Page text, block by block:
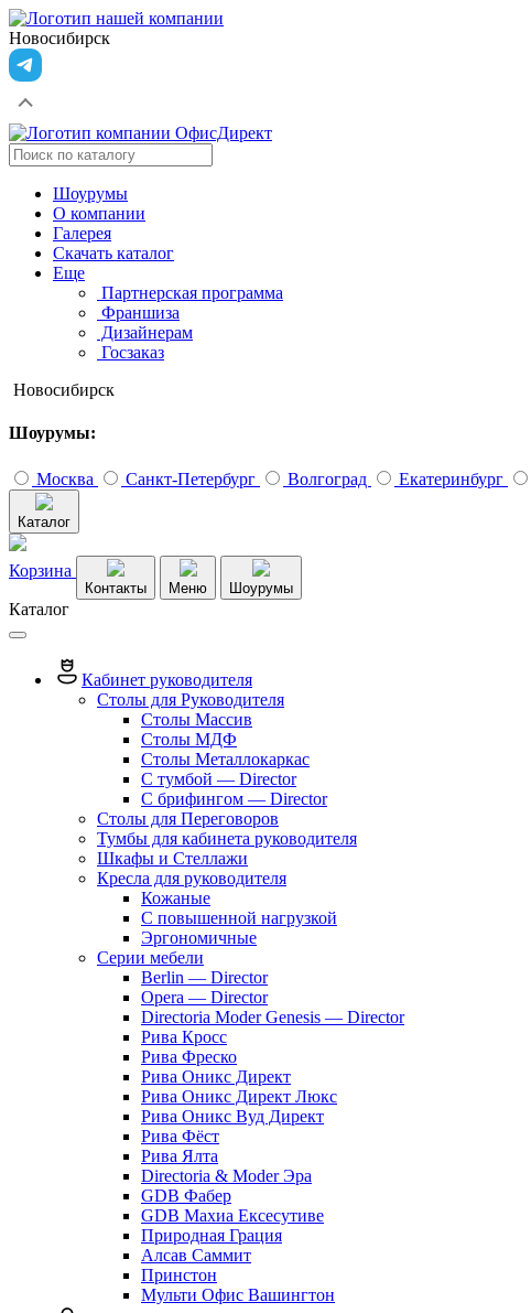
Новосибирск
Шоурумы
О компании
Галерея
Скачать каталог
Еще
Партнерская программа
Франшиза
Дизайнерам
Госзаказ
Новосибирск
Шоурумы:
Москва Санкт-Петербург Волгоград Екатеринбург
Каталог
Корзина
Контакты Меню Шоурумы
Каталог
Кабинет руководителя
Столы для Руководителя
Столы Массив
Столы МДФ
Столы Металлокаркас
С тумбой — Director
C брифингом — Director
Столы для Переговоров
Тумбы для кабинета руководителя
Шкафы и Стеллажи
Кресла для руководителя
Кожаные
С повышенной нагрузкой
Эргономичные
Серии мебели
Berlin — Director
Opera — Director
Directoria Moder Genesis — Director
Рива Кросс
Рива Фреско
Рива Оникс Директ
Рива Оникс Директ Люкс
Рива Оникс Вуд Директ
Рива Фёст
Рива Ялта
Directoria & Moder Эра
GDB Фабер
GDB Махиа Ексесутиве
Природная Грация
Алсав Саммит
Принстон
Мульти Офис Вашингтон